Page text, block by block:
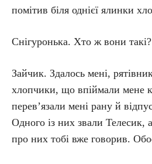
помітив біля однієї ялинки
Снігуронька. Хто ж вони такі?
Зайчик. Здалось мені,
хлопчики, що впіймали мене
перев’язали мені рану й
Одного із них звали Телесик,
про них тобі вже говорив.